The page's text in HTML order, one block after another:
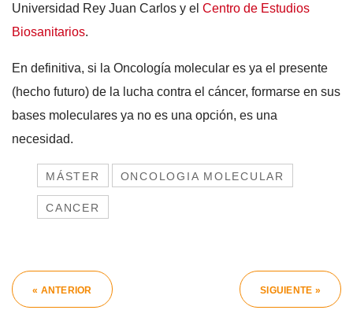
Universidad Rey Juan Carlos y el Centro de Estudios
Biosanitarios.
En definitiva, si la Oncología molecular es ya el presente
(hecho futuro) de la lucha contra el cáncer, formarse en sus
bases moleculares ya no es una opción, es una
necesidad.
MÁSTER ONCOLOGIA MOLECULAR
CANCER
« ANTERIOR SIGUIENTE »